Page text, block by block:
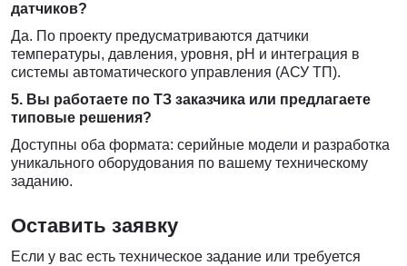
датчиков?
Да. По проекту предусматриваются датчики
температуры, давления, уровня, pH и интеграция в
системы автоматического управления (АСУ ТП).
5. Вы работаете по ТЗ заказчика или предлагаете
типовые решения?
Доступны оба формата: серийные модели и разработка
уникального оборудования по вашему техническому
заданию.
Оставить заявку
Если у вас есть техническое задание или требуется